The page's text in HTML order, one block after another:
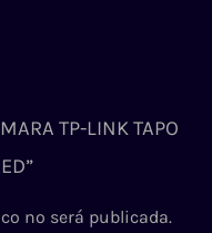
TP-LINK TAPO
no será publicada.